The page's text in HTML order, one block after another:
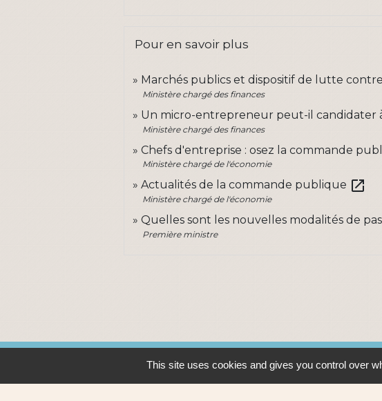
Pour en savoir plus
Marchés publics et dispositif de lutte
Ministère chargé des finances
Un micro-entrepreneur peut-il candidater
Ministère chargé des finances
Chefs d'entreprise : osez la commande
Ministère chargé de l'économie
Actualités de la commande publique open_in_new
Ministère chargé de l'économie
Quelles sont les nouvelles modalités de
Première ministre
Contacts
This site uses cookies and gives you control over